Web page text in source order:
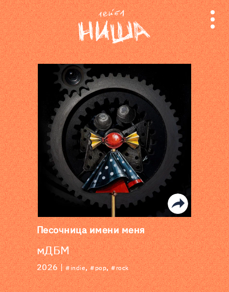
релизы
лейбл
поиск
Песочница имени меня
мДБМ
2026 |#indie,#pop,#rock